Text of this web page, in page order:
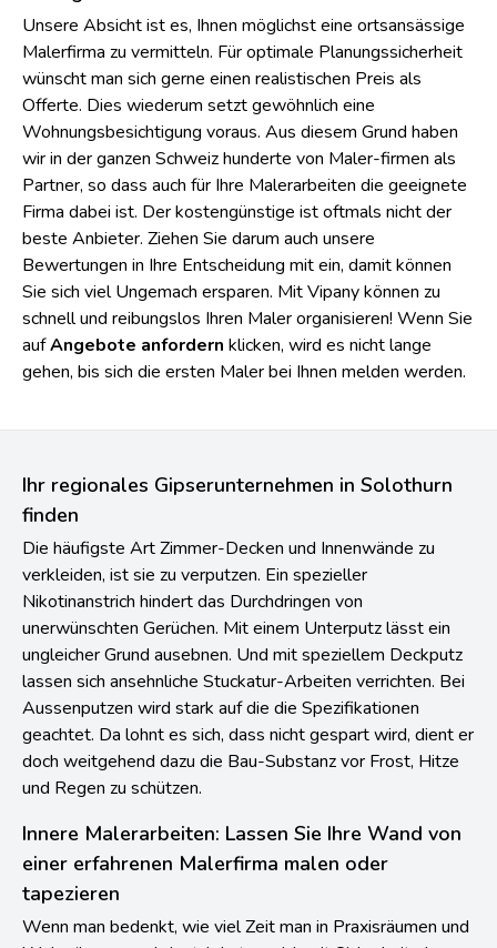
Ortsansässige Malerfirma aus Solothurn oder
Bern gesucht
Unsere Absicht ist es, Ihnen möglichst eine ortsansässige
Malerfirma zu vermitteln. Für optimale Planungssicherheit
wünscht man sich gerne einen realistischen Preis als
Offerte. Dies wiederum setzt gewöhnlich eine
Wohnungsbesichtigung voraus. Aus diesem Grund haben
wir in der ganzen Schweiz hunderte von Maler-firmen als
Partner, so dass auch für Ihre Malerarbeiten die geeignete
Firma dabei ist. Der kostengünstige ist oftmals nicht der
beste Anbieter. Ziehen Sie darum auch unsere
Bewertungen in Ihre Entscheidung mit ein, damit können
Sie sich viel Ungemach ersparen. Mit Vipany können zu
schnell und reibungslos Ihren Maler organisieren! Wenn Sie
Ihr regionales Gipserunternehmen in Solothurn
finden
Die häufigste Art Zimmer-Decken und Innenwände zu
verkleiden, ist sie zu verputzen. Ein spezieller
Nikotinanstrich hindert das Durchdringen von
unerwünschten Gerüchen. Mit einem Unterputz lässt ein
ungleicher Grund ausebnen. Und mit speziellem Deckputz
lassen sich ansehnliche Stuckatur-Arbeiten verrichten. Bei
Aussenputzen wird stark auf die die Spezifikationen
geachtet. Da lohnt es sich, dass nicht gespart wird, dient er
doch weitgehend dazu die Bau-Substanz vor Frost, Hitze
und Regen zu schützen.
Innere Malerarbeiten: Lassen Sie Ihre Wand von
einer erfahrenen Malerfirma malen oder